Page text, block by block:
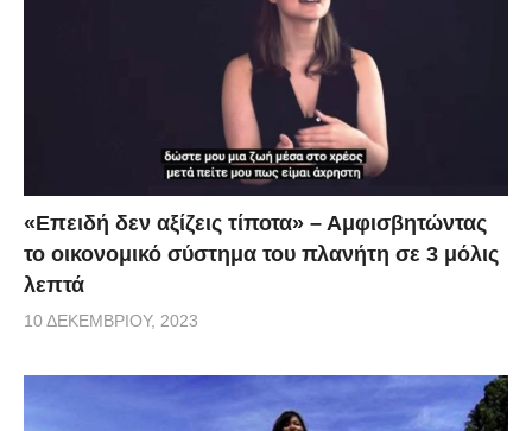
«Επειδή δεν αξίζεις τίποτα» – Αμφισβητώντας
το οικονομικό σύστημα του πλανήτη σε 3 μόλις
λεπτά
10 ΔΕΚΕΜΒΡΊΟΥ, 2023